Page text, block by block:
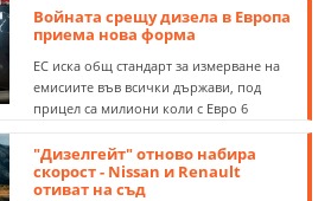
Войната срещу дизела в Европа
приема нова форма
ЕС иска общ стандарт за измерване на
емисиите във всички държави, под
прицел са милиони коли с Евро 6
"Дизелгейт" отново набира
скорост - Nissan и Renault
отиват на съд